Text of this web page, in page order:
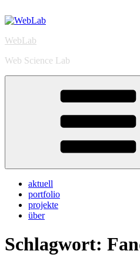
Inhalt
WebLab
Web Science Lab
aktuell
portfolio
projekte
über
Schlagwort: